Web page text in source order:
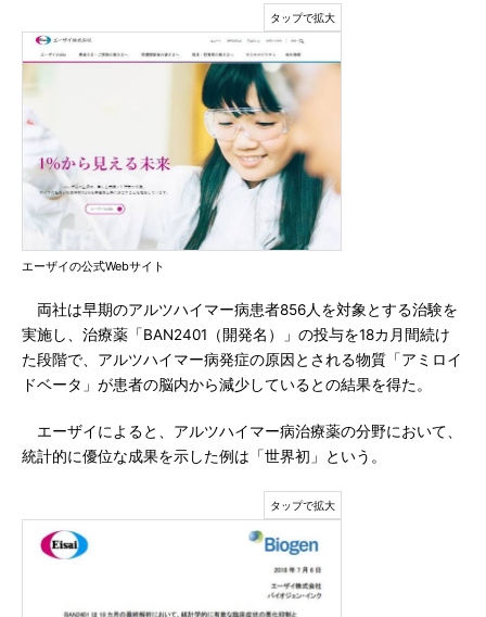
エーザイの公式Webサイト
両社は早期のアルツハイマー病患者856人を対象とする治験を
実施し、治療薬「BAN2401（開発名）」の投与を18カ月間続け
た段階で、アルツハイマー病発症の原因とされる物質「アミロイ
ドベータ」が患者の脳内から減少しているとの結果を得た。
エーザイによると、アルツハイマー病治療薬の分野において、
統計的に優位な成果を示した例は「世界初」という。